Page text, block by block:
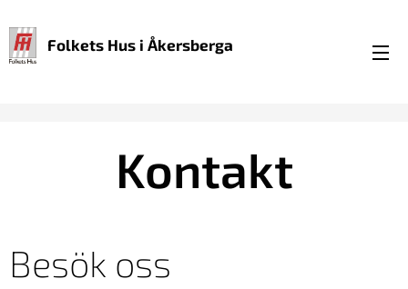
Folkets Hus i Åkersberga
Kontakt
Besök oss